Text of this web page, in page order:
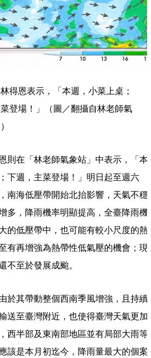
得恩表示，「本週，小菜上桌；
登場！」（圖／翻攝自林老師氣
則在「林老師氣象站」中表示，「本
下週，主菜登場！」明日起至週六
南海低壓帶開始北抬影響，天氣不穩
多，降雨機率明顯提高，全臺降雨機
的低壓帶中，也可能有較小尺度的熱
有再增強為熱帶性低氣壓的機會；現
不至於發展成颱。
於其帶動整個西南季風增強，且持續
送至臺灣附近，也使得臺灣天氣更加
西半部及東南部地區並有局部大雨等
該是本月初迄今，降雨量最大的個案